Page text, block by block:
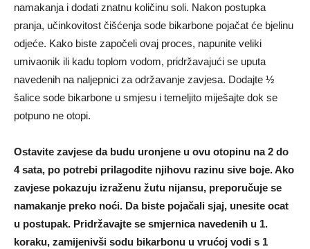
namakanja i dodati znatnu količinu soli. Nakon postupka
pranja, učinkovitost čišćenja sode bikarbone pojačat će bjelinu
odjeće. Kako biste započeli ovaj proces, napunite veliki
umivaonik ili kadu toplom vodom, pridržavajući se uputa
navedenih na naljepnici za održavanje zavjesa. Dodajte ½
šalice sode bikarbone u smjesu i temeljito miješajte dok se
potpuno ne otopi.
Ostavite zavjese da budu uronjene u ovu otopinu na 2 do
4 sata, po potrebi prilagodite njihovu razinu sive boje. Ako
zavjese pokazuju izraženu žutu nijansu, preporučuje se
namakanje preko noći. Da biste pojačali sjaj, unesite ocat
u postupak. Pridržavajte se smjernica navedenih u 1.
koraku, zamijenivši sodu bikarbonu u vrućoj vodi s 1